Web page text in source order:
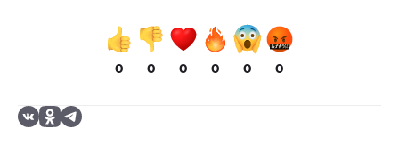
0 0 0 0 0 0